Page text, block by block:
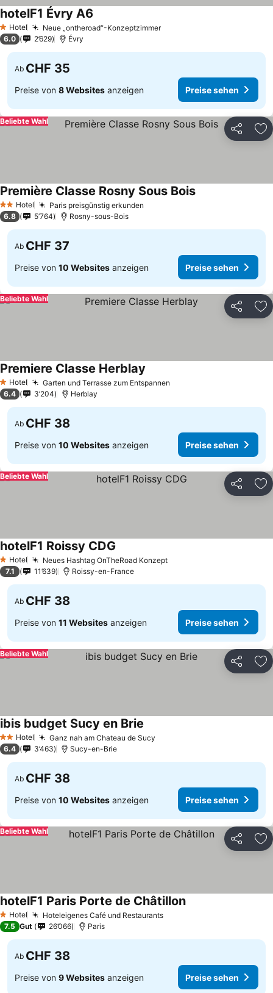
1 Sterne
Hotel Neue „ontheroad“-KonzeptzimmerPreise sehen
hotelF1 Évry A6
6.0 2’629 Évry
Ab CHF 35
Preise von 8 Websites anzeigen Preise sehen
Teilen
Beliebte Wahl
2 Sterne
Hotel Paris preisgünstig erkunden
Première Classe Rosny Sous BoisPreise sehen
6.8 5’764 Rosny-sous-Bois
Ab CHF 37
Preise von 10 Websites anzeigen Preise sehen
Teilen
Beliebte Wahl
1 Sterne
Hotel Garten und Terrasse zum Entspannen
Premiere Classe Herblay
6.4 3’204 Herblay
Ab CHF 38
Preise von 10 Websites anzeigen Preise sehen
Teilen
Beliebte Wahl
1 Sterne
Hotel Neues Hashtag OnTheRoad KonzeptPreise sehen
hotelF1 Roissy CDG
7.1 11’639 Roissy-en-France
Ab CHF 38
Preise von 11 Websites anzeigen Preise sehen
Teilen
Beliebte Wahl
2 Sterne
Hotel Ganz nah am Chateau de Sucy
ibis budget Sucy en Brie
6.4 3’463 Sucy-en-Brie
Ab CHF 38
Preise von 10 Websites anzeigen Preise sehen
Teilen
Beliebte Wahl
1 Sterne
Hotel Hoteleigenes Café und RestaurantsPreise sehen
hotelF1 Paris Porte de ChâtillonPreise sehen
7.5 Gut 26’066 Paris
Ab CHF 38
Preise von 9 Websites anzeigen Preise sehen